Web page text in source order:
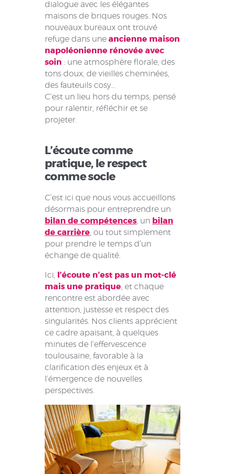
dialogue avec les élégantes
maisons de briques rouges. Nos
nouveaux bureaux ont trouvé
refuge dans une ancienne maison
napoléonienne rénovée avec
soin : une atmosphère florale, des
tons doux, de vieilles cheminées,
des fauteuils cosy…
C’est un lieu hors du temps, pensé
pour ralentir, réfléchir et se
projeter.
L’écoute comme
pratique, le respect
comme socle
C’est ici que nous vous accueillons
désormais pour entreprendre un
bilan de compétences, un bilan
de carrière, ou tout simplement
pour prendre le temps d’un
échange de qualité.
Ici,
l’écoute n’est pas un mot-clé
mais une pratique, et chaque
rencontre est abordée avec
attention, justesse et respect des
singularités. Nos clients apprécient
ce cadre apaisant, à quelques
minutes de l’effervescence
toulousaine, favorable à la
clarification des enjeux et à
l’émergence de nouvelles
perspectives.